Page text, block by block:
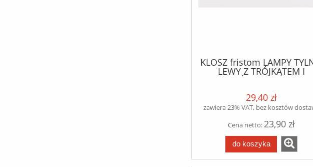
KLOSZ fristom LAMPY
LEWY Z TRÓJKĄTEM I
ŚWIATŁEM
29,40 zł
zawiera 23% VAT, bez kosztów
Cena netto: 23,90 zł
do koszyka